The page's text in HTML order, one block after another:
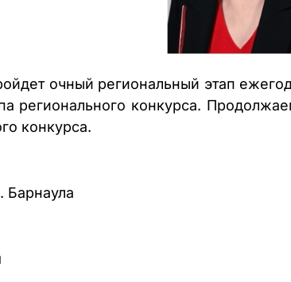
очный региональный этап
регионального конкурса.
конкурса.
Барнаула